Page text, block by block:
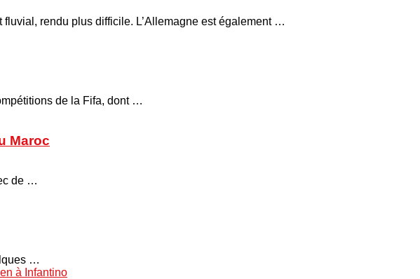
rendu plus difficile. L’Allemagne est également …
de la Fifa, dont …
Maroc
de …
…